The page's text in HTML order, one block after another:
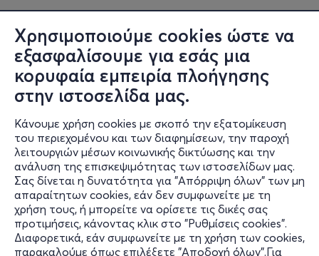
Χρησιμοποιούμε cookies ώστε να
εξασφαλίσουμε για εσάς μια
κορυφαία εμπειρία πλοήγησης
στην ιστοσελίδα μας.
Κάνουμε χρήση cookies με σκοπό την εξατομίκευση
του περιεχομένου και των διαφημίσεων, την παροχή
λειτουργιών μέσων κοινωνικής δικτύωσης και την
ανάλυση της επισκεψιμότητας των ιστοσελίδων μας.
Σας δίνεται η δυνατότητα για "Απόρριψη όλων" των μη
απαραίτητων cookies, εάν δεν συμφωνείτε με τη
χρήση τους, ή μπορείτε να ορίσετε τις δικές σας
προτιμήσεις, κάνοντας κλικ στο "Ρυθμίσεις cookies".
Διαφορετικά, εάν συμφωνείτε με τη χρήση των cookies,
παρακαλούμε όπως επιλέξετε "Αποδοχή όλων".Για
Τμήμα Επικοινωνίας: Όλγα Κομνηνούokomninou@a-
th.gr
Ιωάννα Ζωζέφα Πέγκου
Παραγωγή: STAGES NETWORK A.E.
Πληροφορίες
Υποστήριξη
Stay Connected